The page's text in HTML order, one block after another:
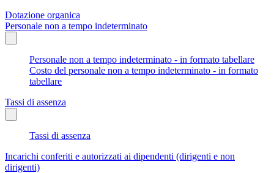
Dotazione organica
Personale non a tempo indeterminato
Personale non a tempo indeterminato - in formato tabellare
Costo del personale non a tempo indeterminato - in formato
tabellare
Tassi di assenza
Tassi di assenza
Incarichi conferiti e autorizzati ai dipendenti (dirigenti e non
dirigenti)